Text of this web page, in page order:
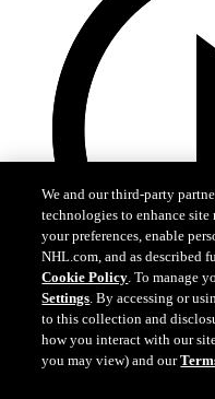
0:48
MTL@CAR: Caufield
We and our third-party
your preferences, enable
NHL.com, and as described
Cookie Policy. To manage
Settings. By accessing or
to this collection and
how you interact with our
you may view) and our
Cookie Settings